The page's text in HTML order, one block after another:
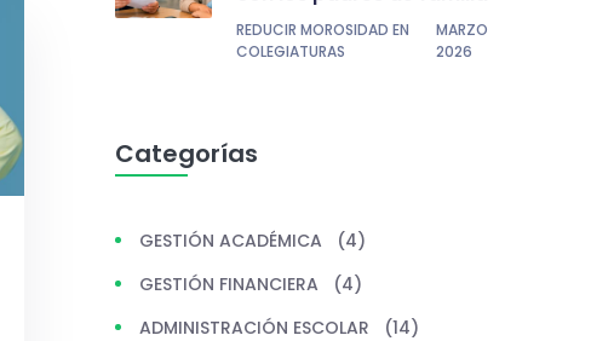
REDUCIR MOROSIDAD EN
COLEGIATURAS
MARZO
2026
Categorías
GESTIÓN ACADÉMICA
(4)
GESTIÓN FINANCIERA
(4)
ADMINISTRACIÓN ESCOLAR
(14)